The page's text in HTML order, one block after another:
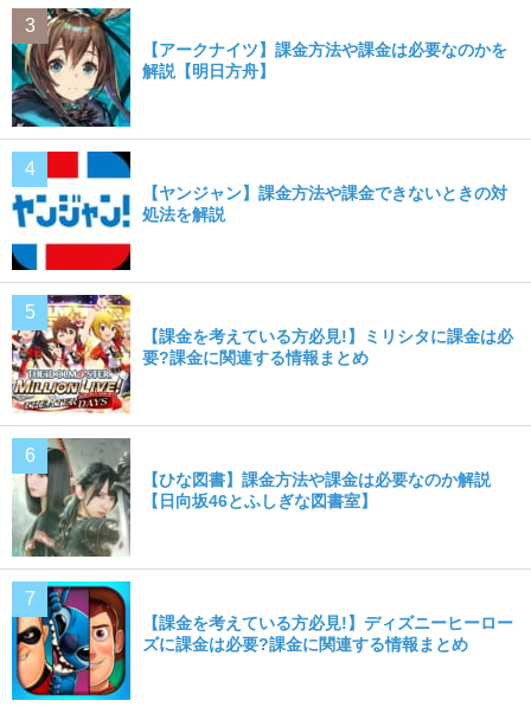
【アークナイツ】課金方法や課金は必要なのかを
解説【明日方舟】
【ヤンジャン】課金方法や課金できないときの対
処法を解説
【課金を考えている方必見!】ミリシタに課金は必
要?課金に関連する情報まとめ
【ひな図書】課金方法や課金は必要なのか解説
【日向坂46とふしぎな図書室】
【課金を考えている方必見!】ディズニーヒーロー
ズに課金は必要?課金に関連する情報まとめ